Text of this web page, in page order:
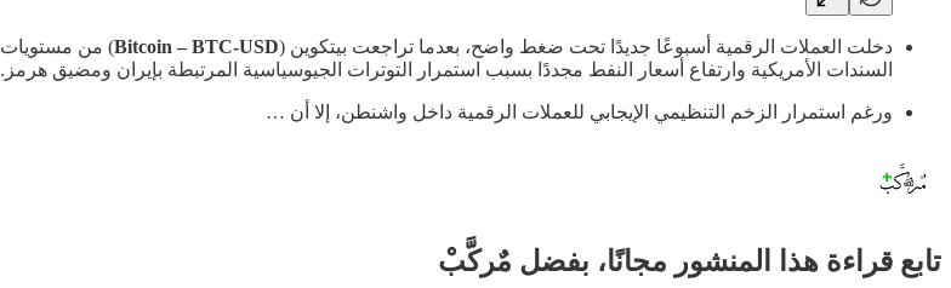
دخلت العملات الرقمية أسبوعًا جديدًا تحت ضغط واضح، بعدما تراجعت بيتكوين (Bitcoin – BTC-USD) من مستويات
السندات الأمريكية وارتفاع أسعار النفط مجددًا بسبب استمرار التوترات الجيوسياسية المرتبطة بإيران ومضيق هرمز.
ورغم استمرار الزخم التنظيمي الإيجابي للعملات الرقمية داخل واشنطن، إلا أن …
تابع قراءة هذا المنشور مجانًا، بفضل مٌركَّبْ